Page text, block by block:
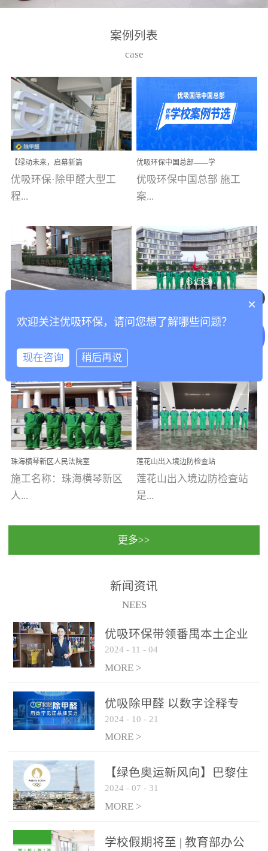
高技能的团队。汇聚了众
取得了多项产品技术专利
和多项国家版权局著作
权，获得高新技术企业称
号。生产优势自主生产自
给自足，优吸公司于2015
在广州番禺区成功建立产
品线生产基地，工厂拥有
自动化生产设备和成熟的
选择源头源材料、严控产
品质量，我们每一批的生
产产品都经过严格的质检
程序；生产车间为优吸总
部和全国分支机构生产光
触媒、净醛王、祛味剂等
求。资质优势团队优势分
支优势优吸环保是一棵正
茁壮成长的树，只要我们
人人都爱护她、珍惜她、
她将越来越枝繁叶茂，终
将会成为一棵参天大树！
优吸环保截止2020年拥有
全国600家网点分支机构。
案例列表
case
【绿动未来，启幕新篇
章】优吸环保中标深圳安
居乐寓，超大型工装室内
空气治理项目顺利启航，
优吸环保·除甲醛大型工
程...
案例【深圳安居乐寓】室
内空气治理项目深圳安居
乐寓 深圳市安居乐寓
优吸环保中国总部——学
校施工案例(节选)
优吸环保中国总部 施工
案...
例(学校工装节选)广州南沙
小学(珠江湾校区)项目地
址：广州市南沙区海滨路
禾...
标杆——优吸环保·标杆之
优吸环保·除甲醛工程案
例...
【东莞美豪雅致酒店】室
内空气治理项目东莞美豪
雅致酒店 东莞美豪雅
致酒店是为中高端人士...
甲醛项目圆满完成
工程案例名称：香港科技
学广州校区室内空气治
理 工程案例地址：广
州南沙区·香港科技大学(广
州)校区 工程案...
珠海横琴新区人民法院室
内除甲醛空气治理项目
施工名称：珠海横琴新区
人...
民法院室内除甲醛空气治
保施工日期：2020年1月珠
莲花山出入境边防检查站
室内除甲醛空气治理项目
莲花山出入境边防检查站
是...
国家通过设在对外开放口
（及各出入境边防检查
更多>>
新闻资讯
NEES
优吸环保带领番禺本​土企业
勇敢破局向“新”
2024 - 11 - 04
MORE >
优吸除甲醛 以数字诠释专
业，尽显除醛品牌实力！
2024 - 10 - 21
MORE >
【绿色奥运新风向】巴黎住
宿风波：优吸环保共建健康
绿色家居
2024 - 07 - 31
MORE >
学校假期将至 | 教育部办公
可以介绍下你们的产品么
你们是怎么收费的呢
×
欢迎关注优吸环保，请问您想了解哪些问题？
现在咨询 稍后再说